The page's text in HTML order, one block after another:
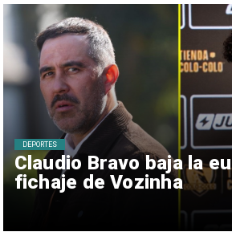
Claudio Bravo baja la
fichaje de Vozinha
DEPORTES